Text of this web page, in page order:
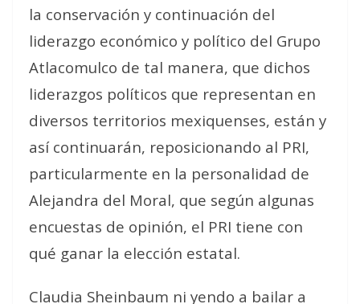
la conservación y continuación del
liderazgo económico y político del Grupo
Atlacomulco de tal manera, que dichos
liderazgos políticos que representan en
diversos territorios mexiquenses, están y
así continuarán, reposicionando al PRI,
particularmente en la personalidad de
Alejandra del Moral, que según algunas
encuestas de opinión, el PRI tiene con
qué ganar la elección estatal.
Claudia Sheinbaum ni yendo a bailar a